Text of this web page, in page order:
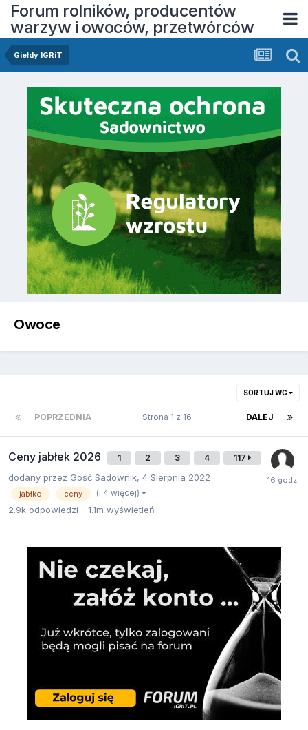
Forum rolników, producentów
warzyw i owoców, przetwórców
Giełdy IGRiT
Owoce
SORTUJ WG
POPRZEDNIA DALEJ
Strona 1 z 16
Ceny jabłek 2026 1 2 3 4 117
dodany przez Gość Sadownik, 4 Sierpnia 2022
jabłko ceny (i 4 więcej)
2.9k odpowiedzi 1.1m wyświetleń